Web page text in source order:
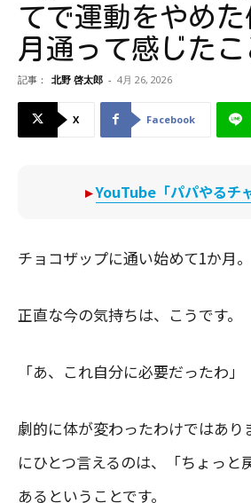
てで運動をやめた
月通って感じたこ
記事： 北野 啓太郎 - 4月 26, 2026
X Facebook
▸YouTube「パパやるチ
チョコザップに通い始めて1か月。
正直な今の気持ちは、こうです。
「あ、これ自分に必要だったわ」
劇的に体が変わったわけではあり
にひとつ言えるのは、「ちょっと
あるということです。